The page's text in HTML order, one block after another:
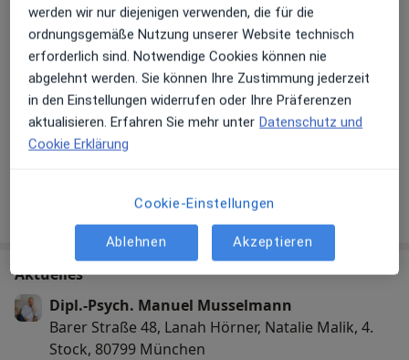
Galerie ansehen (4)
Mehr Details anzeigen
über Erfahrungen
Aktuelles
Dipl.-Psych. Manuel Musselmann
Barer Straße 48, Lanah Hörner, Natalie Malik, 4.
Stock, 80799 München
werden wir nur diejenigen verwenden, die für die
ordnungsgemäße Nutzung unserer Website technisch
erforderlich sind. Notwendige Cookies können nie
abgelehnt werden. Sie können Ihre Zustimmung jederzeit
in den Einstellungen widerrufen oder Ihre Präferenzen
aktualisieren. Erfahren Sie mehr unter Datenschutz und
Cookie Erklärung
Cookie-Einstellungen
Ablehnen Akzeptieren